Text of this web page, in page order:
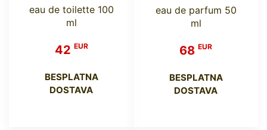
eau de toilette 100
ml
42 EUR
BESPLATNA
DOSTAVA
eau de parfum 50
ml
68 EUR
BESPLATNA
DOSTAVA